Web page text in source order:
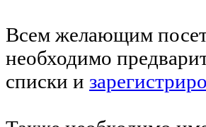
Всем желающим
необходимо
списки и